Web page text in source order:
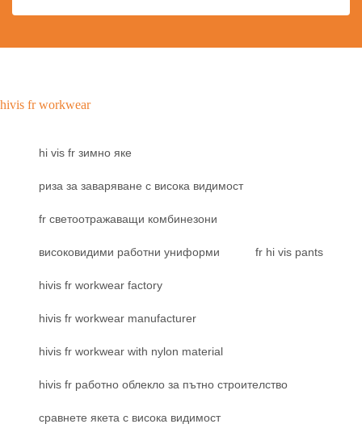
hivis fr workwear
hi vis fr зимно яке
риза за заваряване с висока видимост
fr светоотражаващи комбинезони
високовидими работни униформи fr hi vis pants
hivis fr workwear factory
hivis fr workwear manufacturer
hivis fr workwear with nylon material
hivis fr работно облекло за пътно строителство
сравнете якета с висока видимост